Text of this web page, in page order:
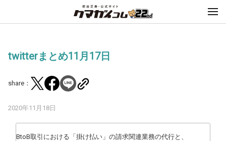
twitterまとめ11月17日
share：
2020年11月18日
BtoB取引における「掛け払い」の請求関連業務の代行と、